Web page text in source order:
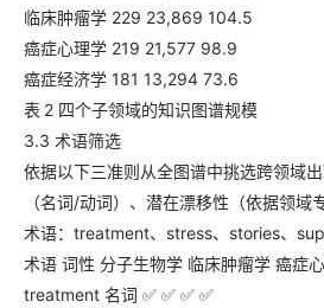
临床肿瘤学 229 23,869 104.5
癌症心理学 219 21,577 98.9
癌症经济学 181 13,294 73.6
表 2 四个子领域的知识图谱规模
3.3 术语筛选
依据以下三准则从全图谱中挑选跨领域
（名词/动词）、潜在漂移性（依据领域
术语：treatment、stress、stories、
术语 词性 分子生物学 临床肿瘤学 癌症
treatment 名词 ✅ ✅ ✅ ✅